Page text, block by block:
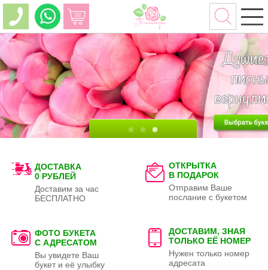
ДОСТАВКА
0 РУБЛЕЙ
Доставим за час
БЕСПЛАТНО
ОТКРЫТКА
В ПОДАРОК
Отправим Ваше
послание с букетом
ФОТО БУКЕТА
С АДРЕСАТОМ
Вы увидете Ваш
букет и её улыбку
ДОСТАВИМ, ЗНАЯ
ТОЛЬКО ЕЁ НОМЕР
Нужен только номер
адресата